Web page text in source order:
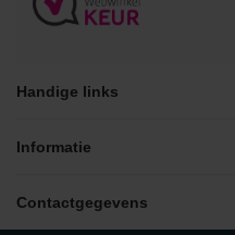
Handige links
Informatie
Contactgegevens